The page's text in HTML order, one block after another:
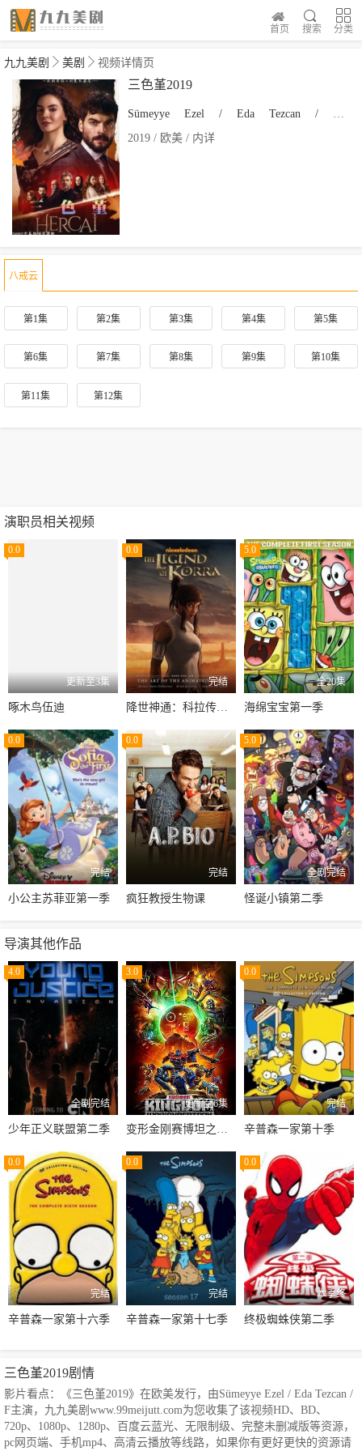
分类
搜索
首页
九九美剧 美剧 视频详情页
三色堇2019
Sümeyye Ezel / Eda Tezcan /
F
2019 / 欧美 / 内详
八戒云
第1集 第2集 第3集 第4集 第5集
第6集 第7集 第8集 第9集 第10集
第11集 第12集
演职员相关视频
0.0
更新至3集
啄木鸟伍迪
0.0
完结
降世神通：科拉传奇第二季
5.0
全20集
海绵宝宝第一季
0.0
完结
小公主苏菲亚第一季
0.0
完结
疯狂教授生物课
5.0
全剧完结
怪诞小镇第二季
导演其他作品
4.0
全剧完结
少年正义联盟第二季
3.0
更新至6集
变形金刚赛博坦之战第三季
0.0
完结
辛普森一家第十季
0.0
完结
辛普森一家第十六季
0.0
完结
辛普森一家第十七季
0.0
本季终
终极蜘蛛侠第二季
三色堇2019剧情
影片看点：《三色堇2019》在欧美发行，由Sümeyye Ezel / Eda Tezcan /
F主演，九九美剧www.99meijutt.com为您收集了该视频HD、BD、
720p、1080p、1280p、百度云蓝光、无限制级、完整未删减版等资源，
pc网页端、手机mp4、高清云播放等线路，如果你有更好更快的资源请